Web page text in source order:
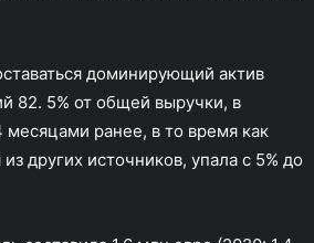
доминирующий актив
82. 5% от общей выручки, в
месяцами ранее, в то время как
других источников, упала с 5% до